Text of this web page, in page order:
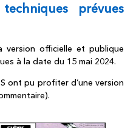
prévues
version officielle et publique
à la date du 15 mai 2024.
ont pu profiter d’une version